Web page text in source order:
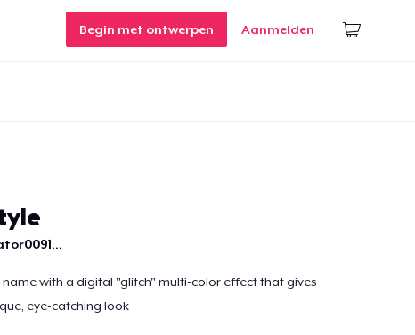
Begin met ontwerpen Aanmelden
name with a digital "glitch" multi-color effect that gives
eye-catching look